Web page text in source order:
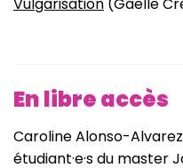
En libre accès
Caroline Alonso-
étudiant·e·s du master